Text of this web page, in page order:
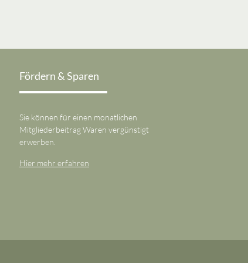
Fördern & Sparen
Sie können für einen monatlichen
Mitgliederbeitrag Waren vergünstigt
erwerben.
Hier mehr erfahren